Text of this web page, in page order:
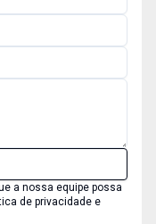
a nossa equipe possa
de privacidade e